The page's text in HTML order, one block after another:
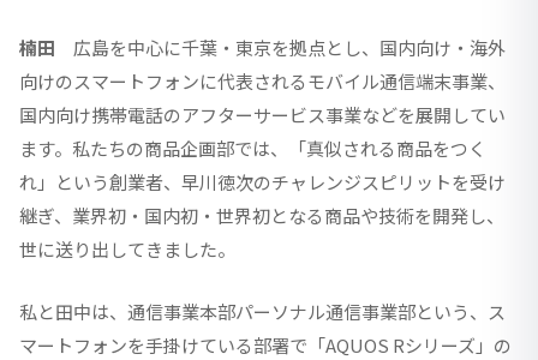
楠田 広島を中心に千葉・東京を拠点とし、国内向け・海外
向けのスマートフォンに代表されるモバイル通信端末事業、
国内向け携帯電話のアフターサービス事業などを展開してい
ます。私たちの商品企画部では、「真似される商品をつく
れ」という創業者、早川徳次のチャレンジスピリットを受け
継ぎ、業界初・国内初・世界初となる商品や技術を開発し、
世に送り出してきました。
私と田中は、通信事業本部パーソナル通信事業部という、ス
マートフォンを手掛けている部署で「AQUOS Rシリーズ」の